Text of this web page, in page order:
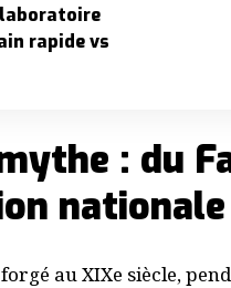
laboratoire
rapide vs
: du
nationale
au XIXe siècle,